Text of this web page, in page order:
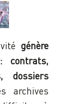
génère
contrats,
dossiers
archives